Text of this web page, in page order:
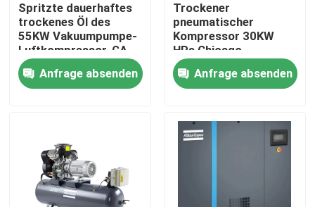
Kontakt
Referenzen
Öl überschwemmter Luftkompressor
zentrifugaler Luftkompressor
Spritzte dauerhaftes
trockenes Öl des
55KW Vakuumpumpe-
Luftkompressor-GA
55 ein
Anfrage absenden
Trockener
pneumatischer
Kompressor 30KW
HPs Chicago
Vakuumpumpen
ISO9001 CPM40
Anfrage absenden